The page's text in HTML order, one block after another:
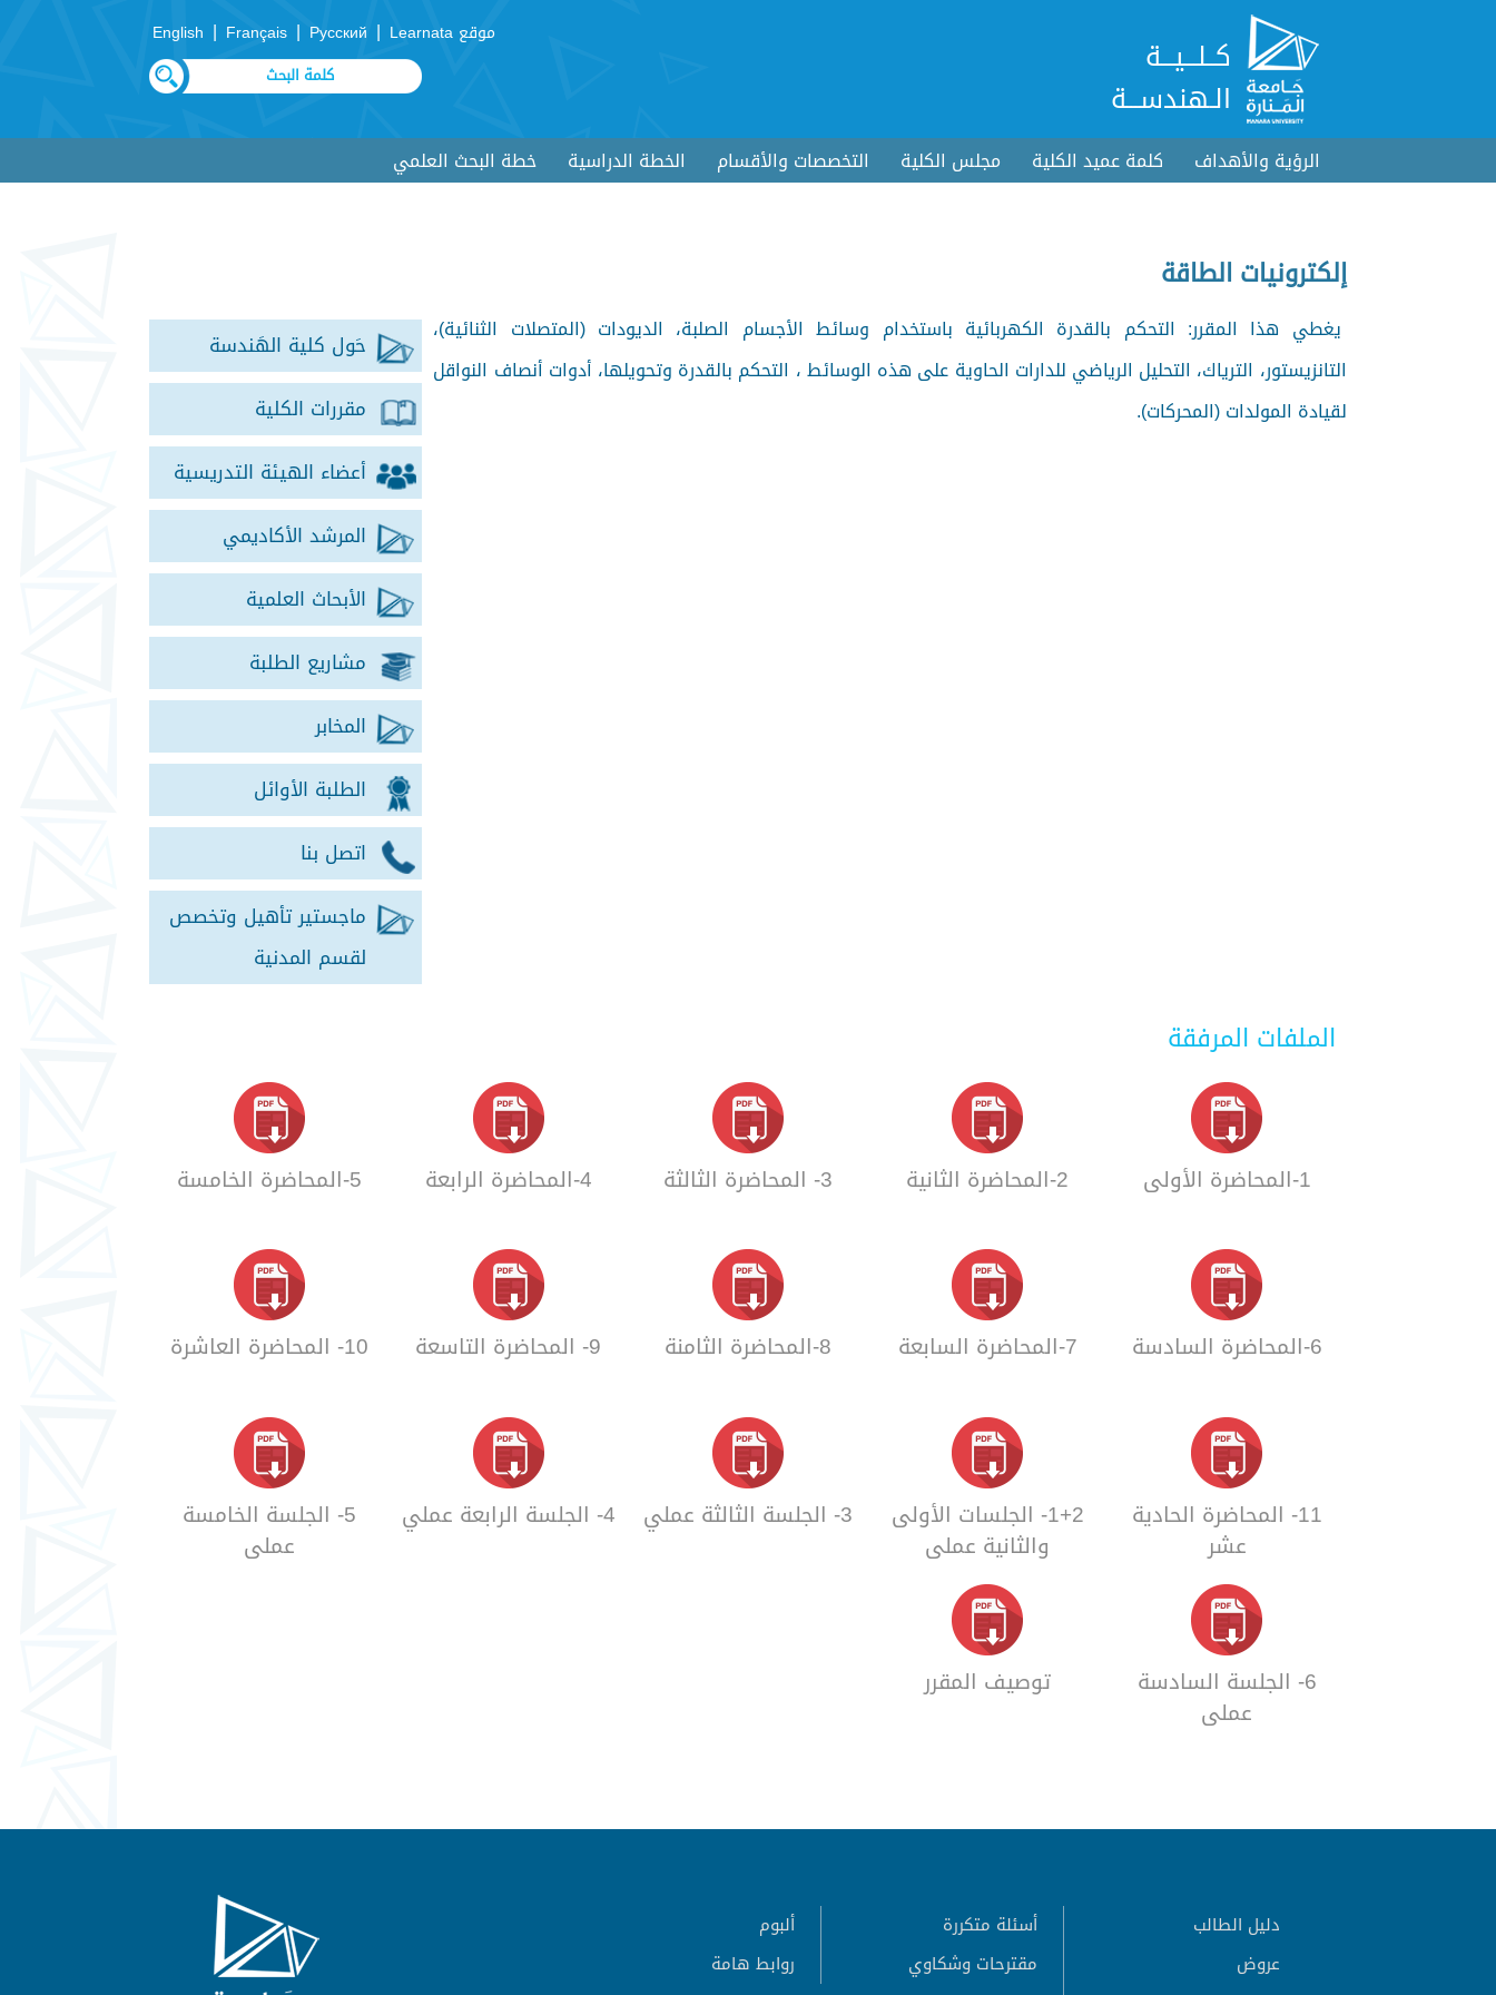
كــلـــيـــة
الـهندســـة
موقع Learnata |
Русский
|
Français
|
English
الرؤية والأهداف كلمة عميد الكلية مجلس الكلية التخصصات والأقسام الخطة الدراسية خطة البحث العلمي
إلكترونيات الطاقة
حَول كلية الهَندسة
مقررات الكلية
أعضاء الهيئة التدريسية
المرشد الأكاديمي
الأبحاث العلمية
مشاريع الطلبة
المخابر
الطلبة الأوائل
اتصل بنا
ماجستير تأهيل وتخصص
لقسم المدنية
يغطي هذا المقرر: التحكم بالقدرة الكهربائية باستخدام وسائط الأجسام الصلبة، الديودات (المتصلات الثنائية)،
التانزيستور، الترياك، التحليل الرياضي للدارات الحاوية على هذه الوسائط ، التحكم بالقدرة وتحويلها، أدوات أنصاف النواقل
لقيادة المولدات (المحركات).
الملفات المرفقة
1-المحاضرة الأولى 2-المحاضرة الثانية 3- المحاضرة الثالثة 4-المحاضرة الرابعة 5-المحاضرة الخامسة
6-المحاضرة السادسة 7-المحاضرة السابعة 8-المحاضرة الثامنة 9- المحاضرة التاسعة 10- المحاضرة العاشرة
11- المحاضرة الحادية
عشر
1+2- الجلسات الأولى
والثانية عملي
3- الجلسة الثالثة عملي 4- الجلسة الرابعة عملي 5- الجلسة الخامسة
عملي
6- الجلسة السادسة
عملي
توصيف المقرر
دليل الطالب أسئلة متكررة
ألبوم
عروض
مقترحات وشكاوي
روابط هامة